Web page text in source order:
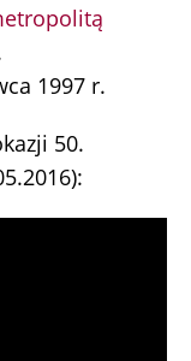
1997 r.
50.